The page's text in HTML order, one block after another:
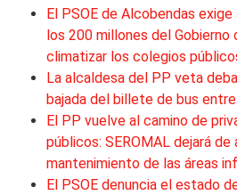
El PSOE de Alcobendas
los 200 millones del Gobierno
climatizar los colegios
La alcaldesa del PP veta
bajada del billete de bus
El PP vuelve al camino de
públicos: SEROMAL dejará de
mantenimiento de las áreas
El PSOE denuncia el estado